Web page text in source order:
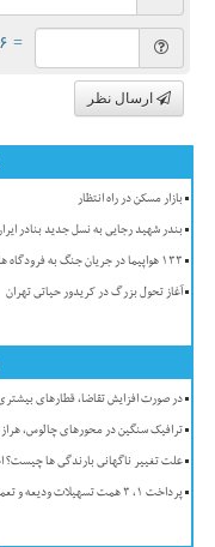
= ۶ بعلاوه ۴
ارسال نظر
بازار مسکن در راه انتظار
بندر شهید رجایی به نسل جدید بنادر
۱۳۳ هواپیما در جریان جنگ به فرودگاه های امن منتقل شدند
آغاز تحول بزرگ در کریدور حیاتی تهران
در صورت افزایش تقاضا، قطارهای
ترافیک سنگین در محورهای چالوس،
علت تغییر ناگهانی بارندگی ها چیست؟
پرداخت ۱، ۳ همت تسهیلات ودیعه و تعمیرات مسکن برای جبران خسارات جنگ تحمیلی سوم